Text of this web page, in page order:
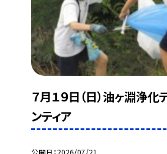
７月１９日（日）油ヶ淵浄化
ンティア